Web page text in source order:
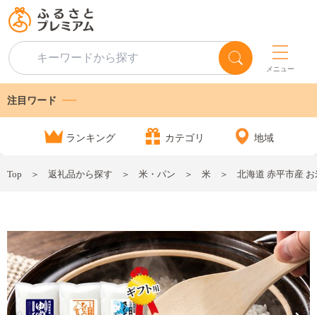
メニュー
注目ワード
ランキング カテゴリ 地域
Top 返礼品から探す 米・パン 米 北海道 赤平市産